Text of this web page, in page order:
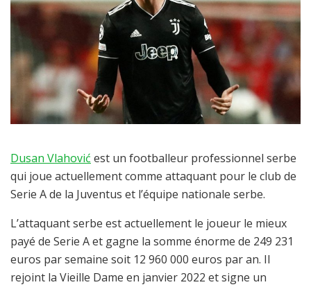
Dusan Vlahović est un footballeur professionnel serbe
qui joue actuellement comme attaquant pour le club de
Serie A de la Juventus et l’équipe nationale serbe.
L’attaquant serbe est actuellement le joueur le mieux
payé de Serie A et gagne la somme énorme de 249 231
euros par semaine soit 12 960 000 euros par an. Il
rejoint la Vieille Dame en janvier 2022 et signe un